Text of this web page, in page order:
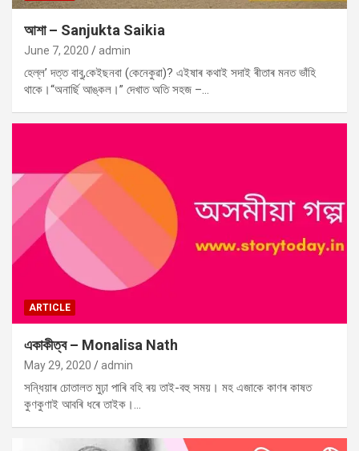
আশা – Sanjukta Saikia
June 7, 2020 admin
হেল্ল’ দত্ত বাবু,কেইছনবা (কেনেকুৱা)? এইষাৰ কথাই সদাই ৰীতাৰ মনত ভাঁহি
থাকে।“অনাৰ্ছি আঙ্কল।” দেখাত অতি সহজ –…
ARTICLE
একাকীত্ব – Monalisa Nath
May 29, 2020 admin
সন্ধিয়াৰ চোতালত মুঢ়া পাৰি বহি ৰয় তাই-বহু সময়। মহ এজাকে কাণৰ কাষত
কুণকুণাই আবৰি ধৰে তাইক।…